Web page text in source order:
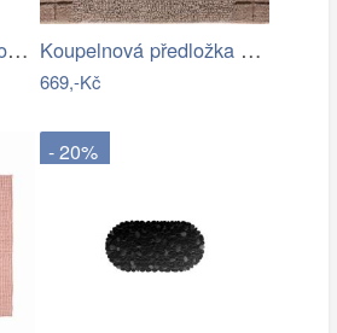
Hotelová předložka Comfort krémová 750g… Koupelnová předložka CHESS
669,-Kč
- 20%